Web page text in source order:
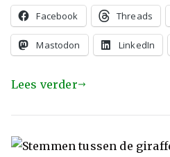
Facebook Threads
Mastodon LinkedIn
Lees verder